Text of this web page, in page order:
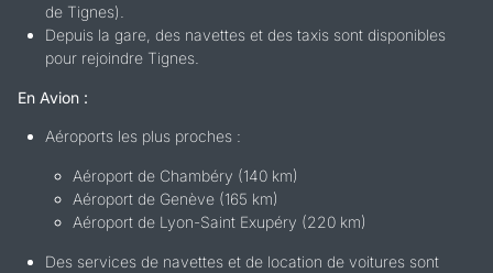
de Tignes).
Depuis la gare, des navettes et des taxis sont disponibles
pour rejoindre Tignes.
En Avion :
Aéroports les plus proches :
Aéroport de Chambéry (140 km)
Aéroport de Genève (165 km)
Aéroport de Lyon-Saint Exupéry (220 km)
Des services de navettes et de location de voitures sont